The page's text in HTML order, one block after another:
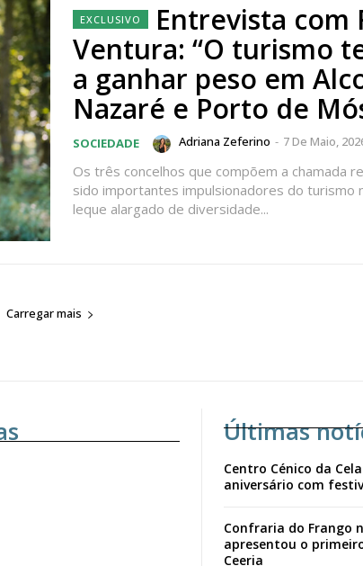
Entrevista com
Ventura: “O turismo
a ganhar peso em
Nazaré e Porto de
SOCIEDADE Adriana Zeferino - 7 De Maio,
Os três concelhos que compõem a chamada
sido importantes impulsionadores do turismo
leque alargado de diversidade...
Carregar mais
Últimas
Centro Cénico da
aniversário com
Confraria do Frango
apresentou o
Ceeria